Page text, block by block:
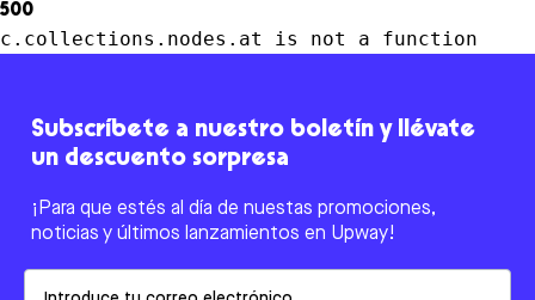
500
c.collections.nodes.at is not a function
Subscríbete a nuestro boletín y llévate
un descuento sorpresa
¡Para que estés al día de nuestas promociones,
noticias y últimos lanzamientos en Upway!